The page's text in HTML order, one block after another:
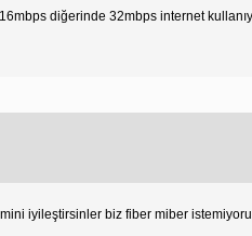
16mbps diğerinde 32mbps internet
iyileştirsinler biz fiber miber